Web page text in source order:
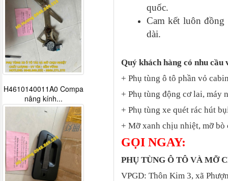
quốc.
Cam kết luôn
dài.
Quý khách hàng có nhu cầu
+ Phụ tùng ô tô phần vỏ
+ Phụ tùng động cơ lai, máy
+ Phụ tùng xe quét rác hút
+ Mỡ xanh chịu nhiệt, mỡ
GỌI NGAY:
PHỤ TÙNG Ô TÔ VÀ MỠ
VPGD: Thôn Kim 3, xã
H4610140011A0 Compa
nâng kính...